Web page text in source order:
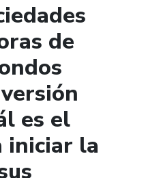
de
es el
iniciar la